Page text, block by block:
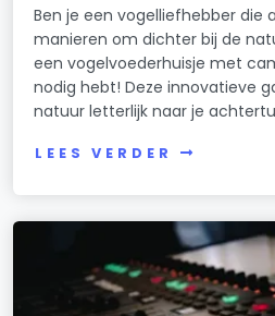
Ben je een vogelliefhebber die
manieren om dichter bij de
een vogelvoederhuisje met
nodig hebt! Deze innovatieve
natuur letterlijk naar je
LEES VERDER